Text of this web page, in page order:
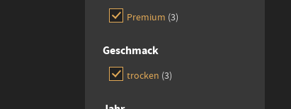
Premium 3items
Geschmack
trocken 3items